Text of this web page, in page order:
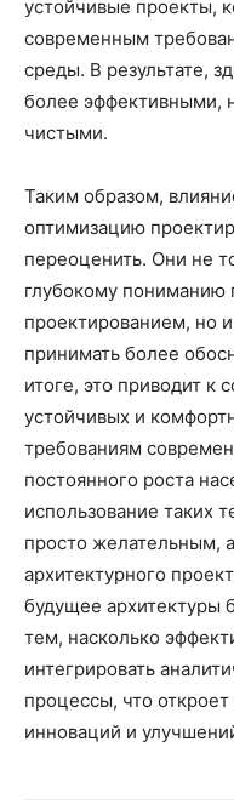
устойчивые проекты,
современным
среды. В результате,
более эффективными,
чистыми.
Таким образом,
оптимизацию
переоценить. Они не
глубокому пониманию
проектированием, но
принимать более
итоге, это приводит к
устойчивых и
требованиям
постоянного роста
использование таких
просто желательным,
архитектурного
будущее архитектуры
тем, насколько
интегрировать
процессы, что
инноваций и